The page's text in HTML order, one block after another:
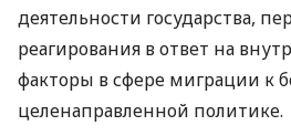
деятельности государства,
реагирования в ответ на
факторы в сфере миграции к
целенаправленной политике.